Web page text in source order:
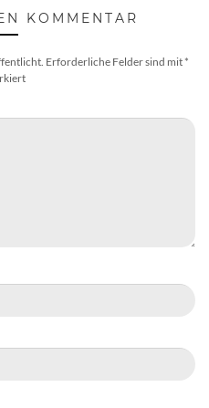
KOMMENTAR
Erforderliche Felder sind mit *